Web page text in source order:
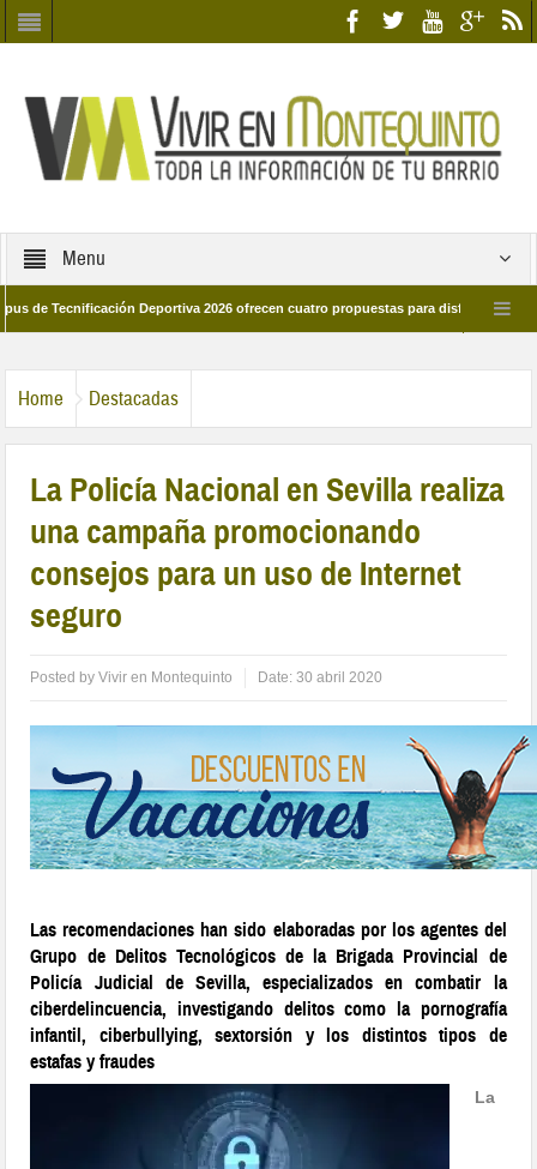
Menu
Deportiva 2026 ofrecen cuatro propuestas para disfrutar del deporte
Home Destacadas
La Policía Nacional en Sevilla realiza
una campaña promocionando
consejos para un uso de Internet
seguro
Posted byVivir en Montequinto Date:30 abril 2020
Las recomendaciones han sido elaboradas por los agentes del
Grupo de Delitos Tecnológicos de la Brigada Provincial de
Policía Judicial de Sevilla, especializados en combatir la
ciberdelincuencia, investigando delitos como la pornografía
infantil, ciberbullying, sextorsión y los distintos tipos de
estafas y fraudes
La